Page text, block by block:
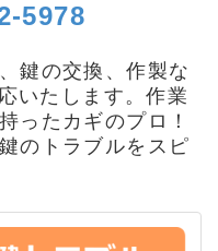
5978
鍵の交換、作製な
いたします。作業
ったカギのプロ！
のトラブルをスピ